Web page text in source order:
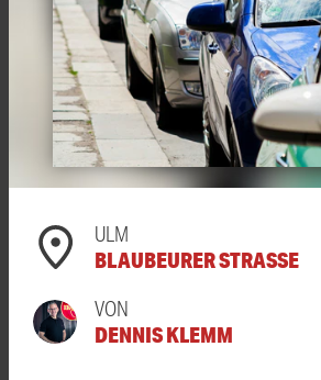
ULM
BLAUBEURER STRASSE
VON
DENNIS KLEMM